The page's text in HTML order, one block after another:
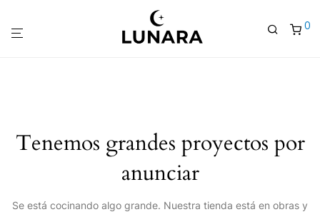
0
Tenemos grandes proyectos por
anunciar
Se está cocinando algo grande. Nuestra tienda está en obras y